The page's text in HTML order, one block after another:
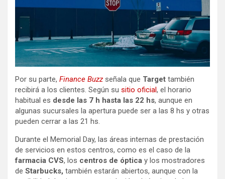
Por su parte, Finance Buzz señala que Target también
recibirá a los clientes. Según su sitio oficial, el horario
habitual es desde las 7 h hasta las 22 hs, aunque en
algunas sucursales la apertura puede ser a las 8 hs y otras
pueden cerrar a las 21 hs.
Durante el Memorial Day, las áreas internas de prestación
de servicios en estos centros, como es el caso de la
farmacia CVS, los centros de óptica y los mostradores
de Starbucks, también estarán abiertos, aunque con la